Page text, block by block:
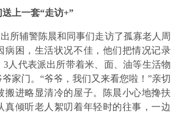
上一套“走访+”
所辅警陈晨和同事们走访了孤寡老人周
病困，生活状况不佳，他们把情况记录
人代表派出所带着米、面、油等生活物
家门。“爷爷，我们又来看您啦！”亲切
搬进略显清冷的屋子。陈晨小心地搀扶
真倾听老人絮叨着年轻时的往事，一边